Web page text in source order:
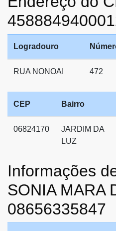
Logradouro
RUA NONOAI 472
CEP Bairro
06824170
JARDIM DA
LUZ
Informações
SONIA MARA
08656335847